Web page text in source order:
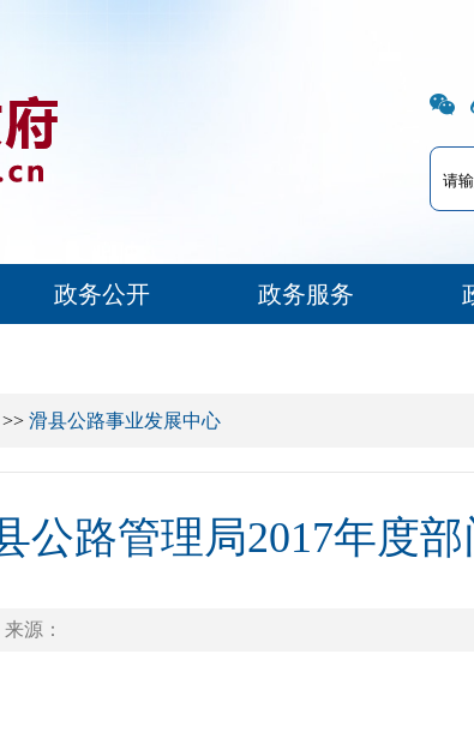
政务公开 政务服务
>> 滑县公路事业发展中心
公路管理局2017年度
来源：